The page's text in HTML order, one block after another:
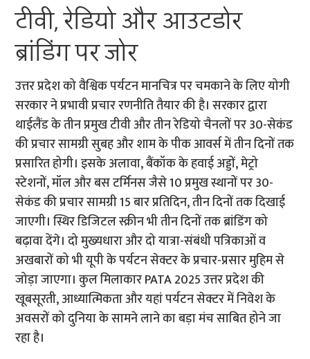
टीवी, रेडियो और आउटडोर
ब्रांडिंग पर जोर
उत्तर प्रदेश को वैश्विक पर्यटन मानचित्र पर चमकाने के लिए योगी
सरकार ने प्रभावी प्रचार रणनीति तैयार की है। सरकार द्वारा
थाईलैंड के तीन प्रमुख टीवी और तीन रेडियो चैनलों पर 30-सेकंड
की प्रचार सामग्री सुबह और शाम के पीक आवर्स में तीन दिनों तक
प्रसारित होगी। इसके अलावा, बैंकॉक के हवाई अड्डों, मेट्रो
स्टेशनों, मॉल और बस टर्मिनस जैसे 10 प्रमुख स्थानों पर 30-
सेकंड की प्रचार सामग्री 15 बार प्रतिदिन, तीन दिनों तक दिखाई
जाएगी। स्थिर डिजिटल स्क्रीन भी तीन दिनों तक ब्रांडिंग को
बढ़ावा देंगे। दो मुख्यधारा और दो यात्रा-संबंधी पत्रिकाओं व
अखबारों को भी यूपी के पर्यटन सेक्टर के प्रचार-प्रसार मुहिम से
जोड़ा जाएगा। कुल मिलाकार PATA 2025 उत्तर प्रदेश की
खूबसूरती, आध्यात्मिकता और यहां पर्यटन सेक्टर में निवेश के
अवसरों को दुनिया के सामने लाने का बड़ा मंच साबित होने जा
रहा है।